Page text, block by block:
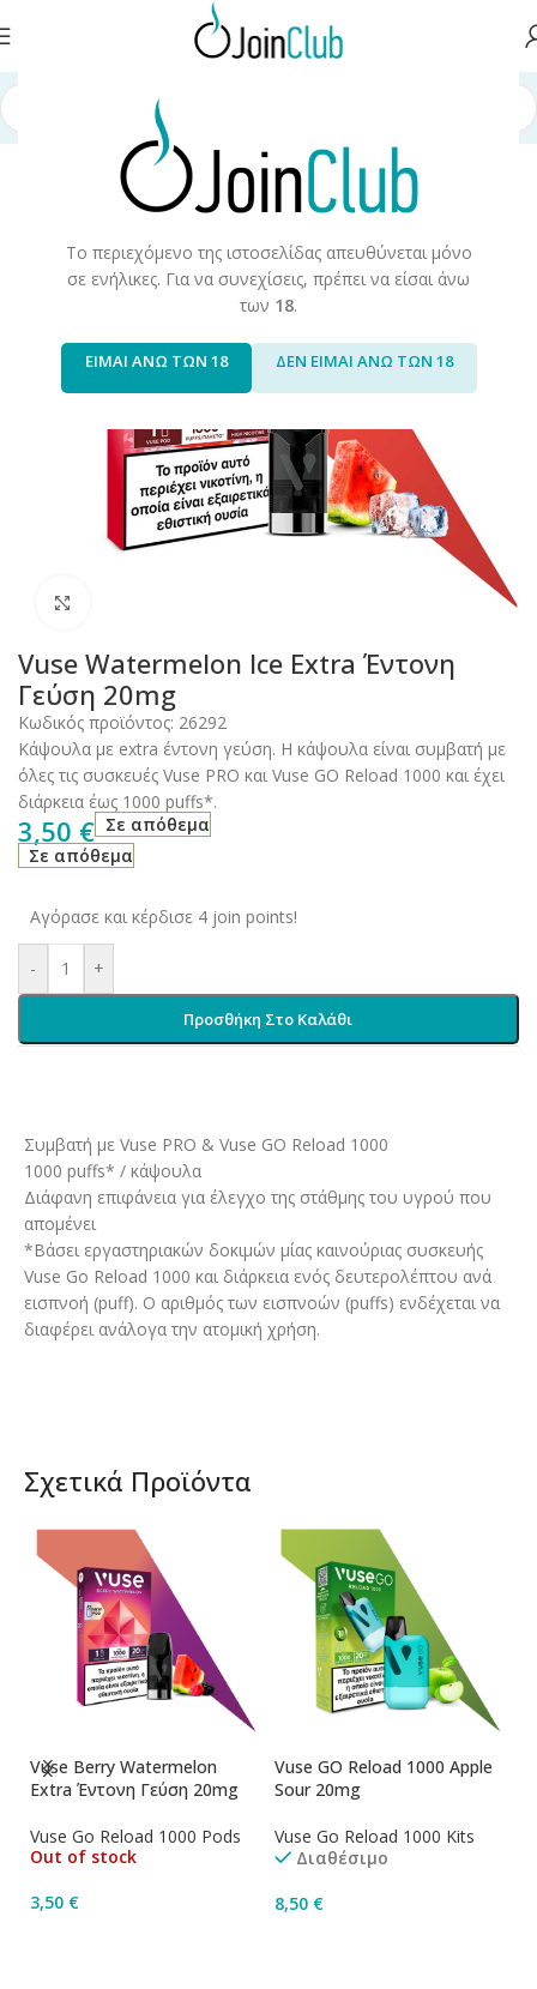
Το περιεχόμενο της ιστοσελίδας απευθύνεται μόνο
σε ενήλικες. Για να συνεχίσεις, πρέπει να είσαι άνω
των 18.
ΕΙΜΑΙ ΑΝΩ ΤΩΝ 18 ΔΕΝ ΕΙΜΑΙ ΑΝΩ ΤΩΝ 18
Ηλεκτρονικά Τσιγάρα
Vuse Watermelon Ice Εxtra Έντονη
Γεύση 20mg
Κωδικός προϊόντος: 26292
Κάψουλα με extra έντονη γεύση. Η κάψουλα είναι συμβατή με
όλες τις συσκευές Vuse PRO και Vuse GO Reload 1000 και έχει
διάρκεια έως 1000 puffs*.
3,50 € Σε απόθεμα
Σε απόθεμα
Αγόρασε και κέρδισε 4 join points!
- +
Προσθήκη Στο Καλάθι
Συμβατή με Vuse PRO & Vuse GO Reload 1000
1000 puffs* / κάψουλα
Διάφανη επιφάνεια για έλεγχο της στάθμης του υγρού που
απομένει
*Βάσει εργαστηριακών δοκιμών μίας καινούριας συσκευής
Vuse Go Reload 1000 και διάρκεια ενός δευτερολέπτου ανά
εισπνοή (puff). Ο αριθμός των εισπνοών (puffs) ενδέχεται να
διαφέρει ανάλογα την ατομική χρήση.​
Σχετικά Προϊόντα
Vuse Berry Watermelon
Εxtra Έντονη Γεύση 20mg
Vuse Go Reload 1000 Pods
Out of stock
3,50 €
Vuse GO Reload 1000 Apple
Sour 20mg
Vuse Go Reload 1000 Kits
Διαθέσιμο
8,50 €